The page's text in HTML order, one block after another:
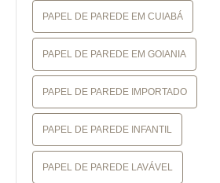
PAPEL DE PAREDE EM CUIABÁ
PAPEL DE PAREDE EM GOIANIA
PAPEL DE PAREDE IMPORTADO
PAPEL DE PAREDE INFANTIL
PAPEL DE PAREDE LAVÁVEL